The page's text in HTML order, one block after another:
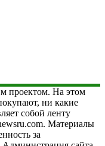
проектом. На этом
ни какие
собой ленту
Материалы
за